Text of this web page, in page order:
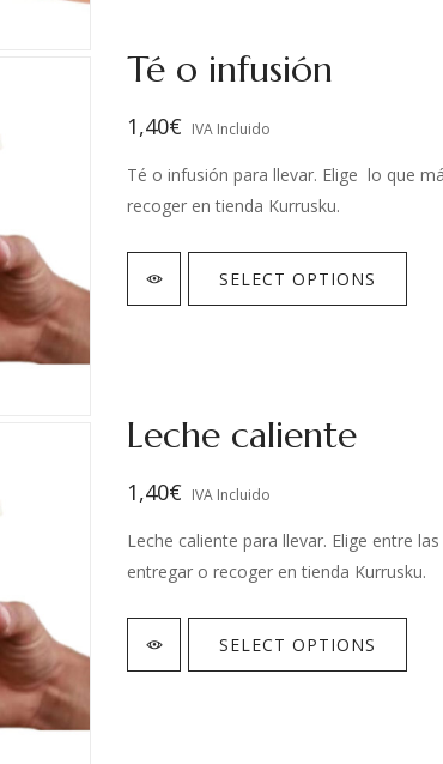
Té o infusión
1,40€ IVA Incluido
Té o infusión para llevar. Elige lo que
recoger en tienda Kurrusku.
SELECT OPTIONS
Leche caliente
1,40€ IVA Incluido
Leche caliente para llevar. Elige entre
entregar o recoger en tienda Kurrusku.
SELECT OPTIONS